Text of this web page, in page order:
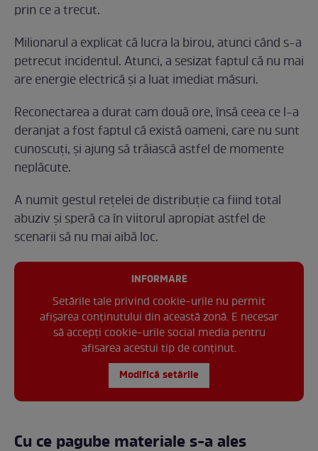
prin ce a trecut.
Milionarul a explicat că lucra la birou, atunci când s-a
petrecut incidentul. Atunci, a sesizat faptul că nu mai
are energie electrică și a luat imediat măsuri.
Reconectarea a durat cam două ore, însă ceea ce l-a
deranjat a fost faptul că există oameni, care nu sunt
cunoscuți, și ajung să trăiască astfel de momente
neplăcute.
A numit gestul rețelei de distribuție ca fiind total
abuziv și speră ca în viitorul apropiat astfel de
scenarii să nu mai aibă loc.
INFORMARE
Setările tale privind cookie-urile nu permit
afișarea conținutului din această zonă. E necesar
să accepți cookie-urile social media pentru
afisarea acestui tip de conținut.
Modifică setările
Cu ce pagube materiale s-a ales